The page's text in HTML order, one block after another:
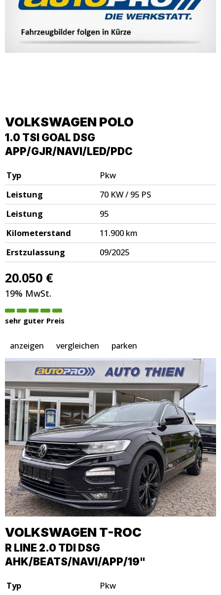
VOLKSWAGEN POLO
1.0 TSI GOAL DSG
APP/GJR/NAVI/LED/PDC
Typ
Pkw
Leistung
70 KW / 95 PS
Leistung
95
Kilometerstand
11.900 km
Erstzulassung
09/2025
20.050 €
19% MwSt.
sehr guter Preis
anzeigen vergleichen parken
VOLKSWAGEN T-ROC
R LINE 2.0 TDI DSG
AHK/BEATS/NAVI/APP/19"
Typ
Pkw